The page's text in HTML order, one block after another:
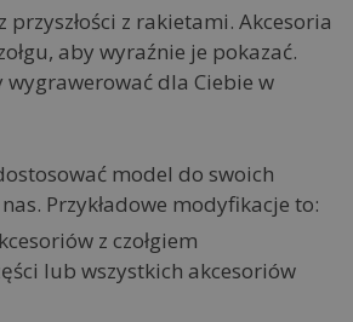
przyszłości z rakietami. Akcesoria
aby wyraźnie je pokazać.
dla Ciebie w
model do swoich
Przykładowe modyfikacje to:
z czołgiem
lub wszystkich akcesoriów